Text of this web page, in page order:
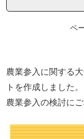
ペ
農業参入に関する
トを作成しました。
農業参入の検討にご